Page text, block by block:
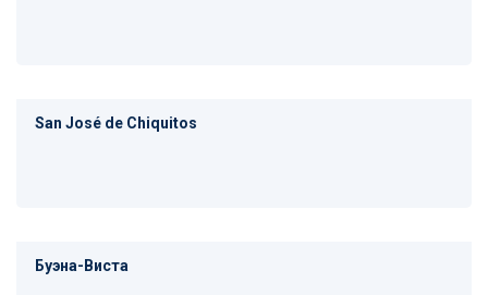
San José de Chiquitos
Буэна-Виста